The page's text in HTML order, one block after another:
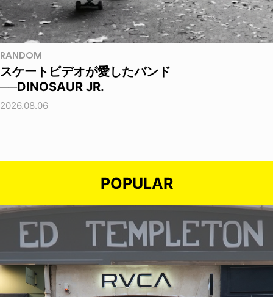
RANDOM
スケートビデオが愛したバンド
──DINOSAUR JR.
2026.08.06
POPULAR